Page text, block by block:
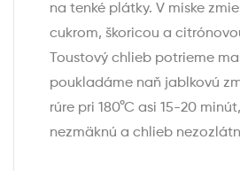
na tenké plátky. V miske
cukrom, škoricou a
Toustový chlieb potrieme
poukladáme naň jablkovú
rúre pri 180°C asi 15-20
nezmäknú a chlieb